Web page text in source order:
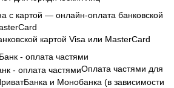
картой Visa или MasterCard
Оплата частями для
и Монобанка (в зависимости